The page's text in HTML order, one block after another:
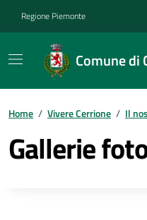
Regione Piemonte
Comune di
Home / Vivere Cerrione / Il
Gallerie